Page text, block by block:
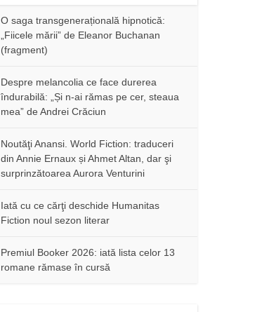
O saga transgenerațională hipnotică:
„Fiicele mării” de Eleanor Buchanan
(fragment)
Despre melancolia ce face durerea
îndurabilă: „Și n-ai rămas pe cer, steaua
mea” de Andrei Crăciun
Noutăţi Anansi. World Fiction: traduceri
din Annie Ernaux și Ahmet Altan, dar şi
surprinzătoarea Aurora Venturini
Iată cu ce cărţi deschide Humanitas
Fiction noul sezon literar
Premiul Booker 2026: iată lista celor 13
romane rămase în cursă